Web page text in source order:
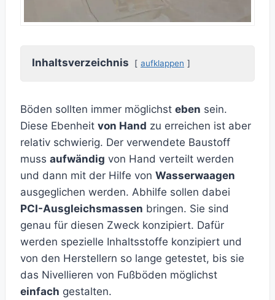
Inhaltsverzeichnis aufklappen
Böden sollten immer möglichst eben sein.
Diese Ebenheit von Hand zu erreichen ist aber
relativ schwierig. Der verwendete Baustoff
muss aufwändig von Hand verteilt werden
und dann mit der Hilfe von Wasserwaagen
ausgeglichen werden. Abhilfe sollen dabei
PCI-Ausgleichsmassen bringen. Sie sind
genau für diesen Zweck konzipiert. Dafür
werden spezielle Inhaltsstoffe konzipiert und
von den Herstellern so lange getestet, bis sie
das Nivellieren von Fußböden möglichst
einfach gestalten.